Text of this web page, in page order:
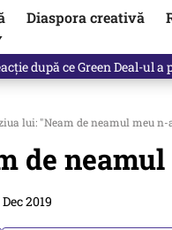
Diaspora creativă
după ce Green Deal-ul a
lui: "Neam de neamul meu n-
2019